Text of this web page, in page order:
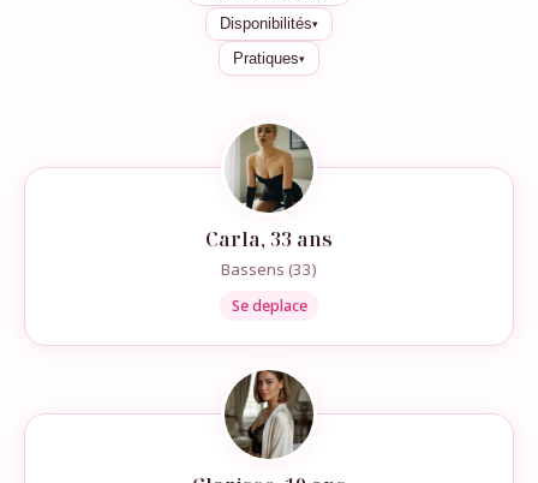
Disponibilités▾
Pratiques▾
Carla, 33 ans
Bassens (33)
Se deplace